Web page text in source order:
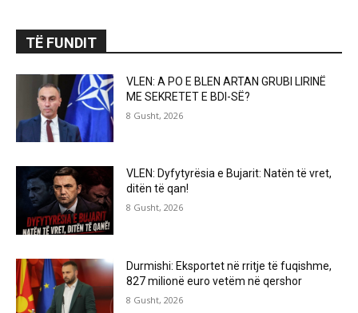
TË FUNDIT
VLEN: A PO E BLEN ARTAN GRUBI LIRINË
ME SEKRETET E BDI-SË?
8 Gusht, 2026
VLEN: Dyfytyrësia e Bujarit: Natën të vret,
ditën të qan!
8 Gusht, 2026
Durmishi: Eksportet në rritje të fuqishme,
827 milionë euro vetëm në qershor
8 Gusht, 2026